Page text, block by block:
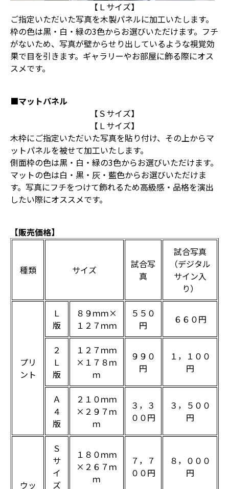
【Ｌサイズ】
ご指定いただいた写真を木製パネルに加工いたします。
枠の色は黒・白・緑の3色からお選びいただけます。フチ
がないため、写真が壁からせり出しているような視覚効
果で目を引きます。ギャラリーやお部屋に飾る際にオス
スメです。
■マットパネル
【Ｓサイズ】
【Ｌサイズ】
木枠にご指定いただいた写真を貼り付け、その上からマ
ットパネルを被せて加工いたします。
側面枠の色は黒・白・緑の3色からお選びいただけます。
マットの色は白・黒・灰・藍色からお選びいただけま
す。写真にフチをつけて飾れるため高級感・品格を演出
したい際にオススメです。
【販売価格】
種類 サイズ
試合写
真
試合写真
（デジタル
サイン入
り）
プリ
ント
Ｌ
版
８９ｍｍ×
１２７ｍｍ
５５０
円
６６０円
２
Ｌ
版
１２７ｍｍ
×１７８ｍ
ｍ
９９０
円
１，１００
円
Ａ
４
版
２１０ｍｍ
×２９７ｍ
ｍ
３，３
００円
３，５００
円
ウッ
Ｓ
サ
イ
ズ
１８０ｍｍ
×２６７ｍ
ｍ
７，７
００円
８，０００
円